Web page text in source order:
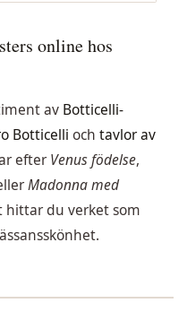
online hos
av Botticelli-
Botticelli ochtavlor av
efter Venus födelse,
Madonna med
du verket som